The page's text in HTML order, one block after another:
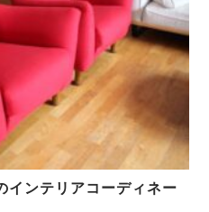
インテリアコーディネー